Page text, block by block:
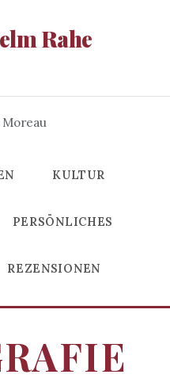
Rahe
KULTUR
PERSÖNLICHES
REZENSIONEN